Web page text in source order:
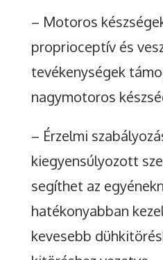
– Motoros
proprioceptív és
tevékenységek
nagymotoros
– Érzelmi
kiegyensúlyozott
segíthet az
hatékonyabban
kevesebb